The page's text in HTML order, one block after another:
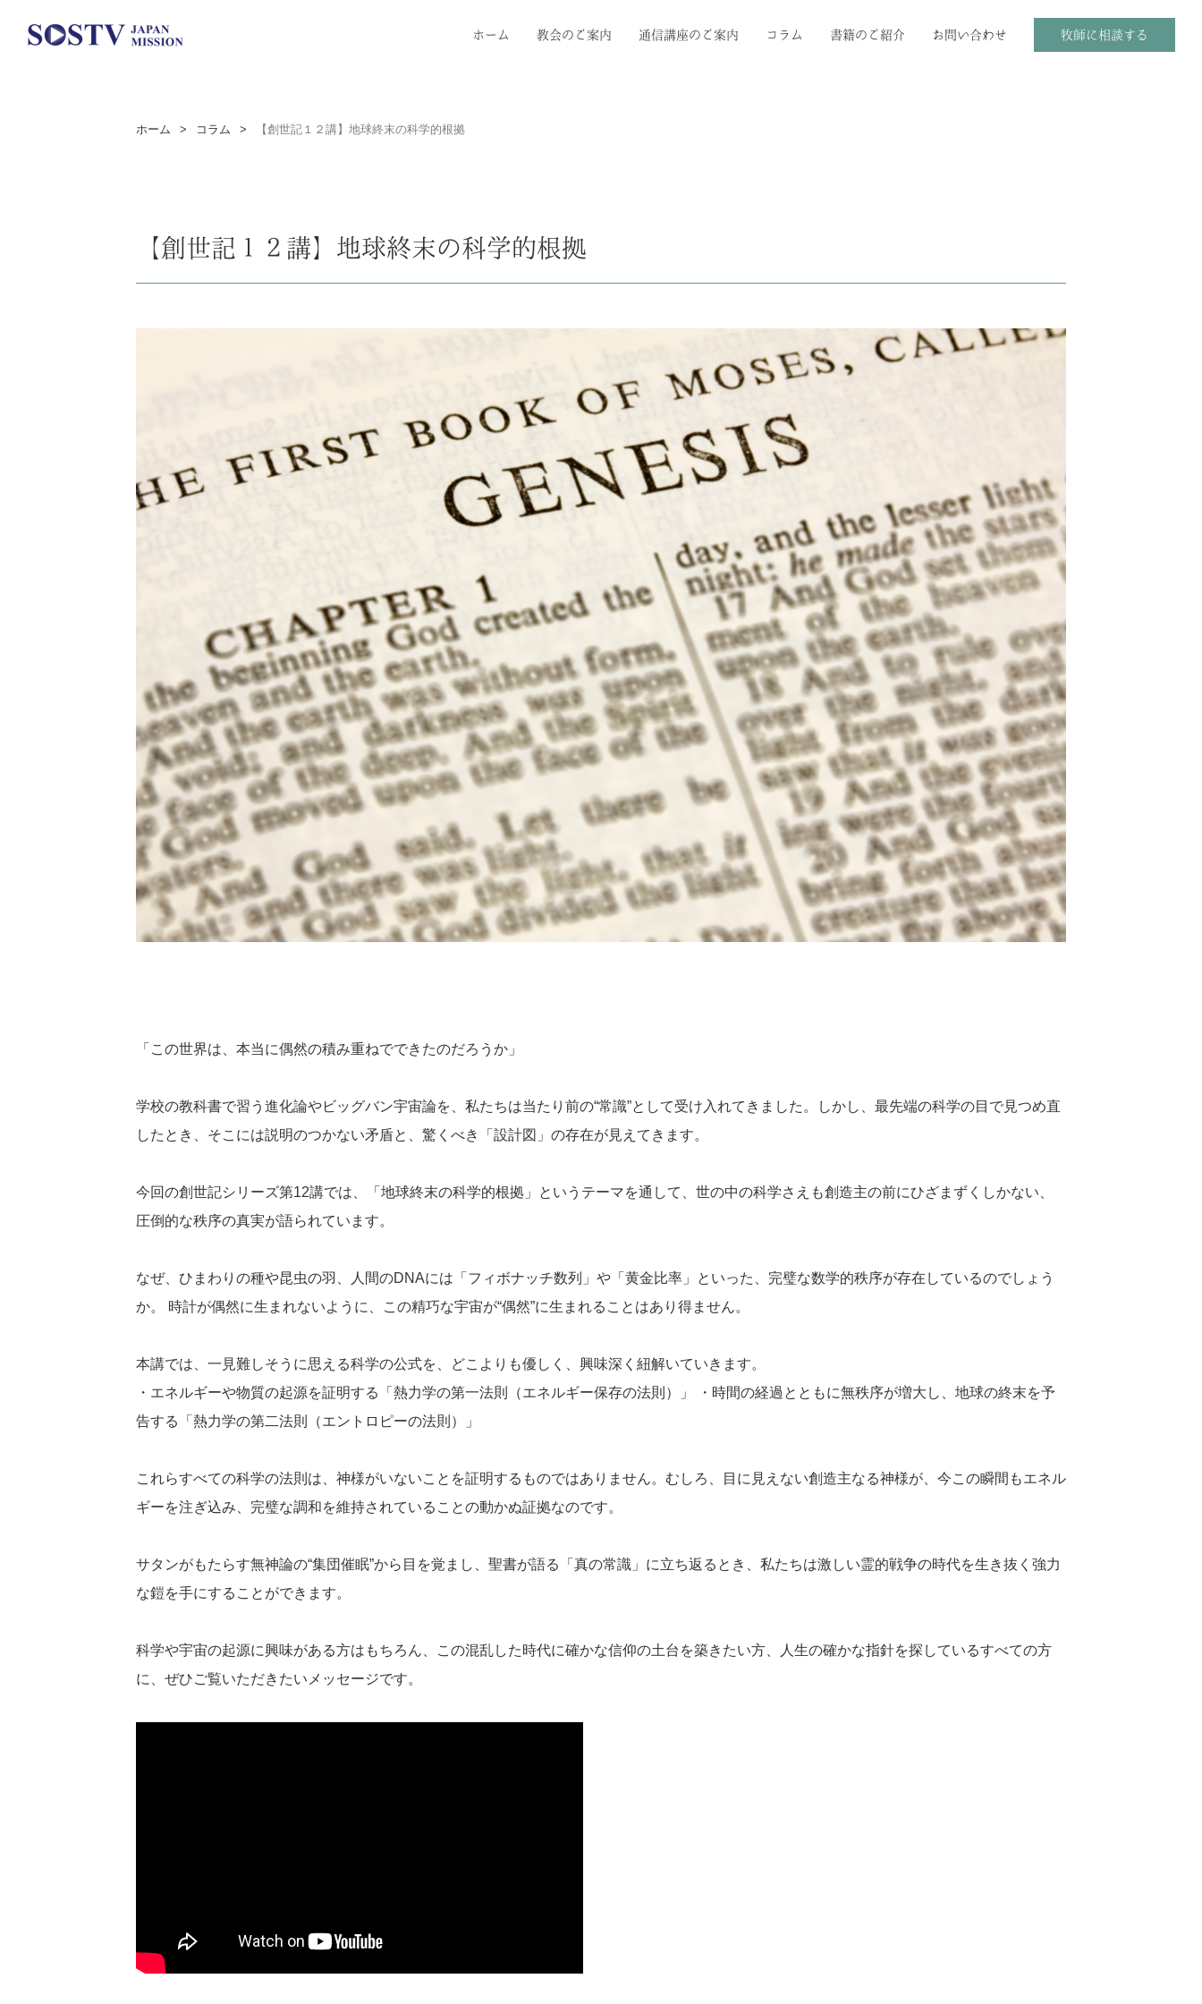
ホーム 教会のご案内 通信講座のご案内 コラム 書籍のご紹介 お問い合わせ 牧師に相談する
ホーム > コラム > 【創世記１２講】地球終末の科学的根拠
【創世記１２講】地球終末の科学的根拠
「この世界は、本当に偶然の積み重ねでできたのだろうか」
学校の教科書で習う進化論やビッグバン宇宙論を、私たちは当たり前の“常識”として受け入れてきました。しかし、最先端の科学の目で見つめ直
したとき、そこには説明のつかない矛盾と、驚くべき「設計図」の存在が見えてきます。
今回の創世記シリーズ第12講では、「地球終末の科学的根拠」というテーマを通して、世の中の科学さえも創造主の前にひざまずくしかない、
圧倒的な秩序の真実が語られています。
なぜ、ひまわりの種や昆虫の羽、人間のDNAには「フィボナッチ数列」や「黄金比率」といった、完璧な数学的秩序が存在しているのでしょう
か。 時計が偶然に生まれないように、この精巧な宇宙が“偶然”に生まれることはあり得ません。
本講では、一見難しそうに思える科学の公式を、どこよりも優しく、興味深く紐解いていきます。
・エネルギーや物質の起源を証明する「熱力学の第一法則（エネルギー保存の法則）」 ・時間の経過とともに無秩序が増大し、地球の終末を予
告する「熱力学の第二法則（エントロピーの法則）」
これらすべての科学の法則は、神様がいないことを証明するものではありません。むしろ、目に見えない創造主なる神様が、今この瞬間もエネル
ギーを注ぎ込み、完璧な調和を維持されていることの動かぬ証拠なのです。
サタンがもたらす無神論の“集団催眠”から目を覚まし、聖書が語る「真の常識」に立ち返るとき、私たちは激しい霊的戦争の時代を生き抜く強力
な鎧を手にすることができます。
科学や宇宙の起源に興味がある方はもちろん、この混乱した時代に確かな信仰の土台を築きたい方、人生の確かな指針を探しているすべての方
に、ぜひご覧いただきたいメッセージです。